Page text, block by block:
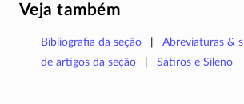
Veja também
Bibliografia da seção Abreviaturas &
de artigos da seção
Sátiros e Sileno